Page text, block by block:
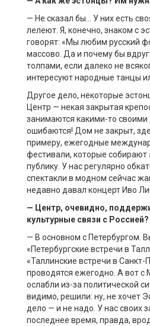
— Не сказал бы… У них есть
лелеют. Я, конечно, знаком с
говорят: «Мы любим русский
массово. Да и почему бы
толпами, если далеко не
интересуют народные танцы
Другое дело, некоторые
Центр — некая закрытая
занимаются какими-то
ошибаются! Дом не закрыт,
примеру, ежегодные
фестивали, которые собирают
публику. У нас регулярно
спектакли в модном сейчас
недавно давал концерт Иво
— Центр, очевидно,
культурные связи с Россией?
— В основном с Петербургом.
«Петербургские встречи в
«Таллинские встречи в Санкт-
проводятся ежегодно. А вот с
ослабли из-за политической
видимо, решили: ну, не хочет
дело — и не надо. У нас своих
последнее время, правда,